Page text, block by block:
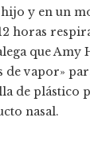
y en un
horas
que Amy
de vapor»
de plástico
nasal.